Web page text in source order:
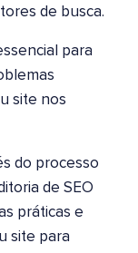
de busca.
para
site nos
do processo
de SEO
práticas e
site para